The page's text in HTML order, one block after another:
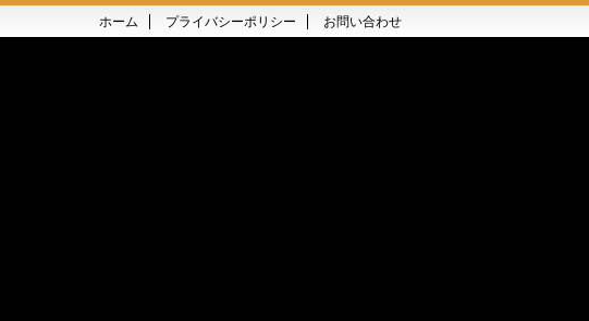
ホーム プライバシーポリシー お問い合わせ